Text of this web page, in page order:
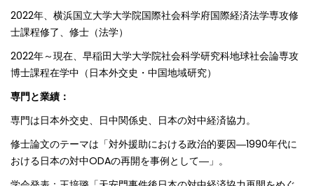
2022年、横浜国立大学大学院国際社会科学府国際経済法学専攻修
士課程修了、修士（法学）
2022年～現在、早稲田大学大学院社会科学研究科地球社会論専攻
博士課程在学中（日本外交史・中国地域研究）
専門と業績：
専門は日本外交史、日中関係史、日本の対中経済協力。
修士論文のテーマは「対外援助における政治的要因―1990年代に
おける日本の対中ODAの再開を事例として―」。